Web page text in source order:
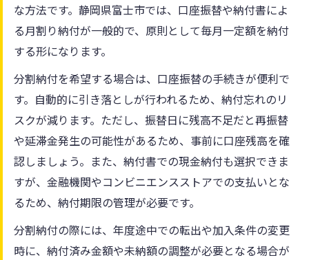
な方法です。静岡県富士市では、口座振替や納付書によ
る月割り納付が一般的で、原則として毎月一定額を納付
する形になります。
分割納付を希望する場合は、口座振替の手続きが便利で
す。自動的に引き落としが行われるため、納付忘れのリ
スクが減ります。ただし、振替日に残高不足だと再振替
や延滞金発生の可能性があるため、事前に口座残高を確
認しましょう。また、納付書での現金納付も選択できま
すが、金融機関やコンビニエンスストアでの支払いとな
るため、納付期限の管理が必要です。
分割納付の際には、年度途中での転出や加入条件の変更
時に、納付済み金額や未納額の調整が必要となる場合が